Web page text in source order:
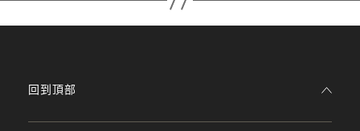
回到頂部